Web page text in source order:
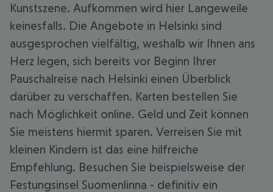
Kunstszene. Aufkommen wird hier Langeweile
keinesfalls. Die Angebote in Helsinki sind
ausgesprochen vielfältig, weshalb wir Ihnen ans
Herz legen, sich bereits vor Beginn Ihrer
Pauschalreise nach Helsinki einen Überblick
darüber zu verschaffen. Karten bestellen Sie
nach Möglichkeit online. Geld und Zeit können
Sie meistens hiermit sparen. Verreisen Sie mit
kleinen Kindern ist das eine hilfreiche
Empfehlung. Besuchen Sie beispielsweise der
Festungsinsel Suomenlinna - definitiv ein